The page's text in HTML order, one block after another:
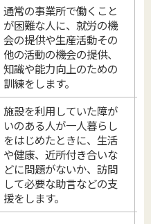
通常の事業所で働くこと
が困難な人に、就労の機
会の提供や生産活動その
他の活動の機会の提供、
知識や能力向上のための
訓練をします。
施設を利用していた障が
いのある人が一人暮らし
をはじめたときに、生活
や健康、近所付き合いな
どに問題がないか、訪問
して必要な助言などの支
援をします。